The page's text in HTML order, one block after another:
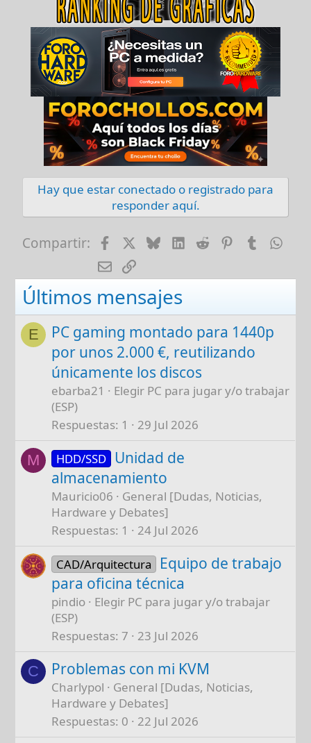
Hay que estar conectado o registrado para
responder aquí.
Compartir: FacebookBlueskyLinkedIn
RedditPinterest
Tumblr
E-mailEnlace
Últimos mensajes
E
PC gaming montado para 1440p
por unos 2.000 €, reutilizando
únicamente los discos
ebarba21
Elegir PC para jugar y/o trabajar
(ESP)
Respuestas 1 29 Jul 2026
M HDD/SSD Unidad de
almacenamiento
Mauricio06
General [Dudas, Noticias,
Hardware y Debates]
Respuestas 1 24 Jul 2026
CAD/Arquitectura
Equipo de trabajo
para oficina técnica
pindio
Elegir PC para jugar y/o trabajar
(ESP)
Respuestas 7 23 Jul 2026
C Problemas con mi KVM
Charlypol
General [Dudas, Noticias,
Hardware y Debates]
Respuestas 0 22 Jul 2026